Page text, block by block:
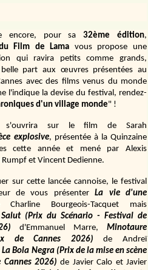
encore, pour sa 32ème édition,
Film de Lama
vous propose une
qui ravira petits comme grands,
part aux œuvres présentées au
avec des films venus du monde
l'indique la devise du festival, rendez-
d'un village monde" !
s'ouvrira sur le film de Sarah
explosive, présentée à la Quinzaine
cette année et mené par Alexis
et Vincent Dedienne.
sur cette lancée cannoise, le festival
de vous présenter
La vie d'une
Charline Bourgeois-Tacquet
mais
(Prix du Scénario - Festival de
d'Emmanuel Marre,
Minotaure
de Cannes 2026)
de Andreï
La Bola Negra (Prix de la mise en scène
2026) de Javier Calo et Javier